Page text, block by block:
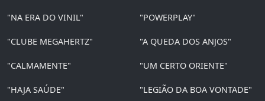
"NA ERA DO VINIL" "POWERPLAY"
"CLUBE MEGAHERTZ" "A QUEDA DOS ANJOS"
"CALMAMENTE" "UM CERTO ORIENTE"
"HAJA SAÚDE" "LEGIÃO DA BOA VONTADE"